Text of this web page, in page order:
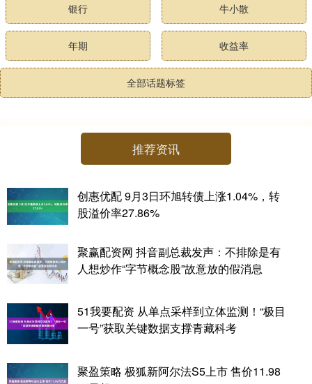
银行 牛小散
年期 收益率
全部话题标签
推荐资讯
创惠优配 9月3日环旭转债上涨1.04%，转
股溢价率27.86%
聚赢配资网 抖音副总裁发声：不排除是有
人想炒作“字节概念股”故意放的假消息
51我要配资 从单点采样到立体监测！“极目
一号”获取关键数据支撑青藏科考
聚盈策略 极狐新阿尔法S5上市 售价11.98